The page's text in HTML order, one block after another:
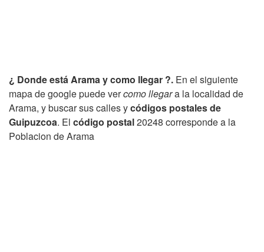
¿ Donde está Arama y como llegar ?. En el siguiente
mapa de google puede vercomo llegara la localidad de
Arama, y buscar sus calles ycódigos postales de
Guipuzcoa. El código postal20248 corresponde a la
Poblacion de Arama